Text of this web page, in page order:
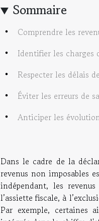
Sommaire
Comprendre les
Identifier les charges
Respecter les délais
Éviter les erreurs de
Anticiper les
Dans le cadre de la
revenus non imposables
indépendant, les
l’assiette fiscale, à
Par exemple, certaines